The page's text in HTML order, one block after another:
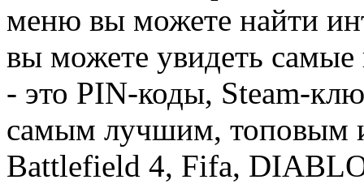
меню вы можете найти
вы можете увидеть самые
- это PIN-коды, Steam-
самым лучшим, топовым
Battlefield 4, Fifa,